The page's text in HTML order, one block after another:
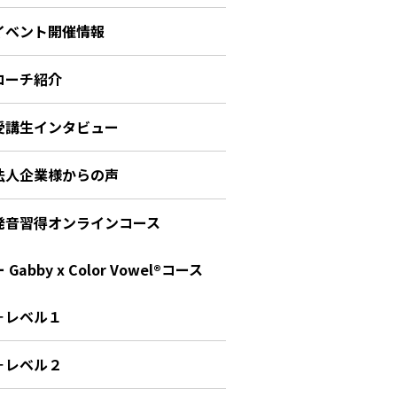
ベント開催情報
ーチ紹介
講生インタビュー
人企業様からの声
音習得オンラインコース
Gabby x Color Vowel®︎コース
レベル１
レベル２